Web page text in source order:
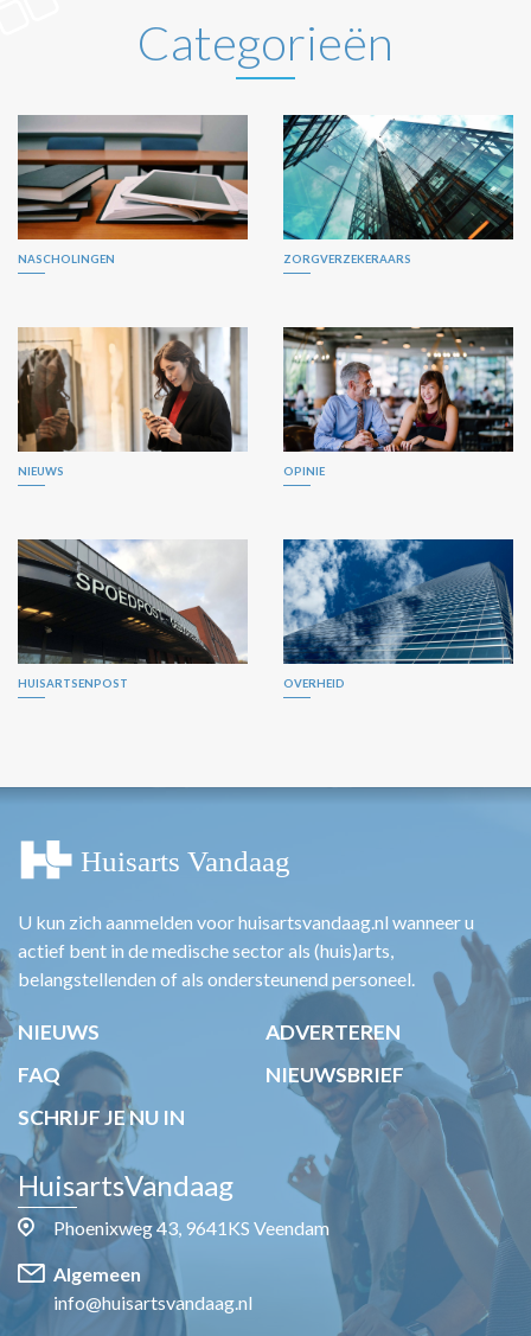
Categorieën
NASCHOLINGEN ZORGVERZEKERAARS
NIEUWS OPINIE
HUISARTSENPOST OVERHEID
U kun zich aanmelden voor huisartsvandaag.nl wanneer u
actief bent in de medische sector als (huis)arts,
belangstellenden of als ondersteunend personeel.
NIEUWS
ADVERTEREN
FAQ
NIEUWSBRIEF
SCHRIJF JE NU IN
HuisartsVandaag
Phoenixweg 43, 9641KS Veendam
Algemeen
info@huisartsvandaag.nl